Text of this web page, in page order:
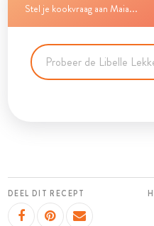
Stel je kookvraag aan Maia...
DEEL DIT RECEPT